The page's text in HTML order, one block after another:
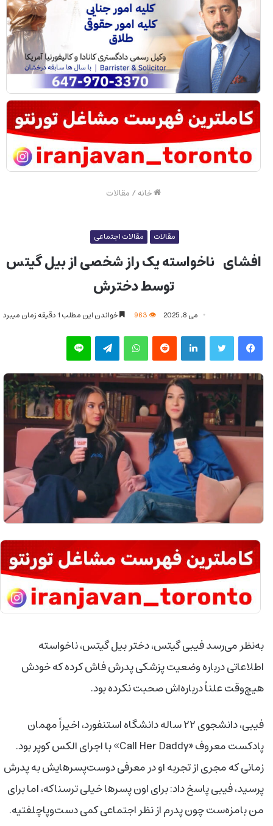
خانه/ مقالات
مقالات مقالات اجتماعی
افشای ناخواسته یک راز شخصی از بیل گیتس
توسط دخترش
می 8, 2025 خواندن این مطلب 1 دقیقه زمان میبرد
فیس بوک توییتر لینکدین‫رددیت واتس آپ تلگرام لاین
به‌نظر می‌رسد فیبی گیتس، دختر بیل گیتس، ناخواسته
اطلاعاتی درباره وضعیت پزشکی پدرش فاش کرده که خودش
هیچ‌وقت علناً درباره‌اش صحبت نکرده بود.
فیبی، دانشجوی ۲۲ ساله دانشگاه استنفورد، اخیراً مهمان
پادکست معروف «Call Her Daddy» با اجرای الکس کوپر بود.
زمانی که مجری از تجربه او در معرفی دوست‌پسرهایش به پدرش
پرسید، فیبی پاسخ داد: برای اون پسرها خیلی ترسناکه، اما برای
من بامزه‌ست چون پدرم از نظر اجتماعی کمی دست‌وپاچلفتیه.